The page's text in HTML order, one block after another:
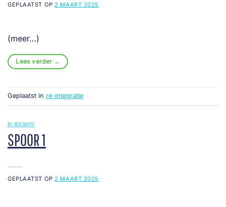
GEPLAATST OP 2 MAART 2025
(meer…)
Lees verder →
Geplaatst in re-integratie
RE-INTEGRATIE
SPOOR 1
GEPLAATST OP2 MAART 2025